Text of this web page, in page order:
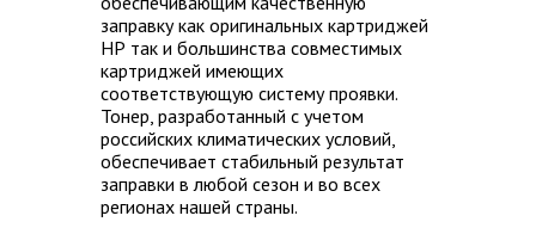
заправку как оригинальных картриджей
НР так и большинства совместимых
картриджей имеющих
соответствующую систему проявки.
Тонер, разработанный с учетом
российских климатических условий,
обеспечивает стабильный результат
заправки в любой сезон и во всех
регионах нашей страны.